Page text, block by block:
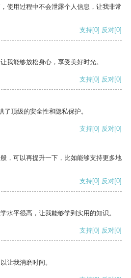
使用过程中不会泄露个人信息，让我非常
支持[0] 反对[0]
我能够放松身心，享受美好时光。
支持[0] 反对[0]
顶级的安全性和隐私保护。
支持[0] 反对[0]
，可以再提升一下，比如能够支持更多地
支持[0] 反对[0]
水平很高，让我能够学到实用的知识。
支持[0] 反对[0]
让我消磨时间。